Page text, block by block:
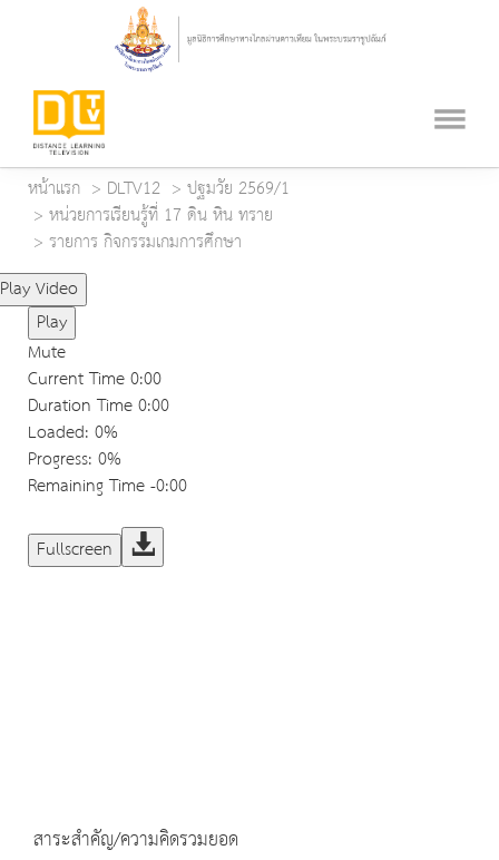
หน้าแรก DLTV12
ปฐมวัย 2569/1
หน่วยการเรียนรู้ที่ 17 ดิน หิน ทราย
รายการ กิจกรรมเกมการศึกษา
Play Video
Play
Mute
Current Time0:00
Duration Time0:00
Loaded: 0%
Progress: 0%
Remaining Time-0:00
Fullscreen
สาระสำคัญ/ความคิดรวมยอด